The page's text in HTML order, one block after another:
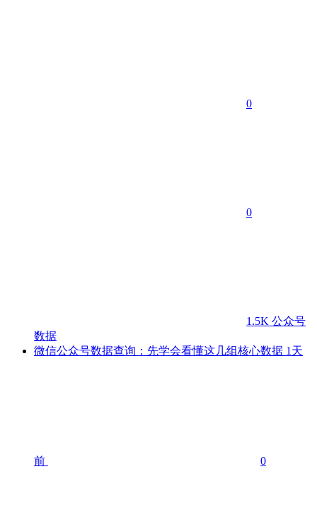
0
0
1.5K 公众号
数据
微信公众号数据查询：先学会看懂这几组核心数据 1天
前 0